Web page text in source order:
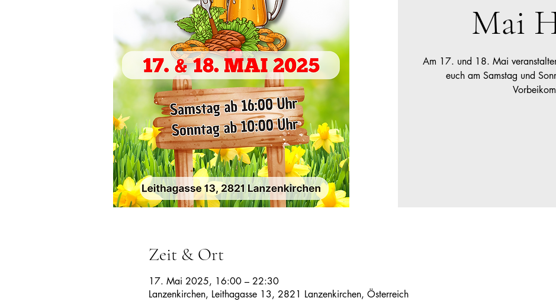
Mai
Am 17. und 18. Mai
euch am Samstag und
Zeit & Ort
17. Mai 2025, 16:00 – 22:30
Lanzenkirchen, Leithagasse 13, 2821 Lanzenkirchen, Österreich